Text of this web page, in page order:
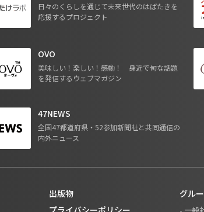
日々のくらしを通じて未来世代のはばたきを
応援するプロジェクト
OVO
美味しい！楽しい！感動！ 身近で旬な話題
を発信するウェブマガジン
47NEWS
全国47都道府県・52参加新聞社と共同通信の
内外ニュース
出版物
プライバシーポリシー
グル